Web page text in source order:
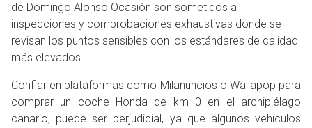
de Domingo Alonso Ocasión son sometidos a
inspecciones y comprobaciones exhaustivas donde se
revisan los puntos sensibles con los estándares de calidad
más elevados.
Confiar en plataformas como Milanuncios o Wallapop para
comprar un coche Honda de km 0 en el archipiélago
canario, puede ser perjudicial, ya que algunos vehículos